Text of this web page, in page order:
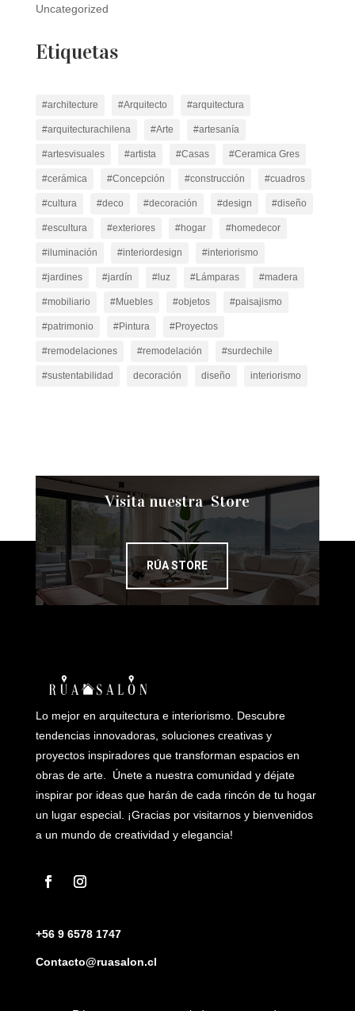
Uncategorized
Etiquetas
#architecture #Arquitecto #arquitectura
#arquitecturachilena #Arte #artesanía
#artesvisuales #artista #Casas #Ceramica Gres
#cerámica #Concepción #construcción #cuadros
#cultura #deco #decoración #design #diseño
#escultura #exteriores #hogar #homedecor
#iluminación #interiordesign #interiorismo
#jardines #jardín #luz #Lámparas #madera
#mobiliario #Muebles #objetos #paisajismo
#patrimonio #Pintura #Proyectos
#remodelaciones #remodelación #surdechile
#sustentabilidad decoración diseño interiorismo
Visita nuestra Store
RÚA STORE
Lo mejor en arquitectura e interiorismo. Descubre
tendencias innovadoras, soluciones creativas y
proyectos inspiradores que transforman espacios en
obras de arte. Únete a nuestra comunidad y déjate
inspirar por ideas que harán de cada rincón de tu hogar
un lugar especial. ¡Gracias por visitarnos y bienvenidos
a un mundo de creatividad y elegancia!
+56 9 6578 1747
Contacto@ruasalon.cl